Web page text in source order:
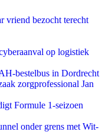
vriend bezocht terecht
op logistiek
bestelbus in Dordrecht
zorgprofessional Jan
Formule 1-seizoen
onder grens met Wit-